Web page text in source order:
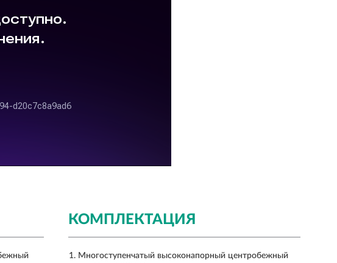
КОМПЛЕКТАЦИЯ
Многоступенчатый высоконапорный центробежный